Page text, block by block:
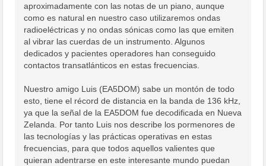
aproximadamente con las notas de un piano, aunque
como es natural en nuestro caso utilizaremos ondas
radioeléctricas y no ondas sónicas como las que emiten
al vibrar las cuerdas de un instrumento. Algunos
dedicados y pacientes operadores han conseguido
contactos transatlánticos en estas frecuencias.
Nuestro amigo Luis (EA5DOM) sabe un montón de todo
esto, tiene el récord de distancia en la banda de 136 kHz,
ya que la señal de la EA5DOM fue decodificada en Nueva
Zelanda. Por tanto Luis nos describe los pormenores de
las tecnologías y las prácticas operativas en estas
frecuencias, para que todos aquellos valientes que
quieran adentrarse en este interesante mundo puedan